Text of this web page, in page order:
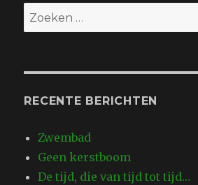
Zoeken
naar:
RECENTE BERICHTEN
Zwembad
Geen kerstboom
De tijd, die van tijd tot tijd…